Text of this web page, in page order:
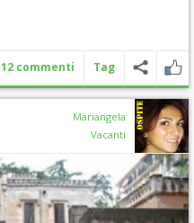
12 commenti Tag
Mariangela
Vacanti